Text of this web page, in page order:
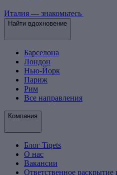
Италия — знакомьтесь
Найти вдохновение
Барселона
Лондон
Нью-Йорк
Париж
Рим
Все направления
Компания
Блог Tiqets
О нас
Вакансии
Ответственное